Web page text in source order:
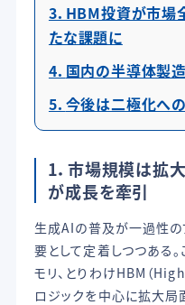
3．HBM投資が市場
たな課題に
4． 国内の半導体製
5． 今後は二極化へ
1．市場規模は拡
が成長を牽引
生成AIの普及が一過性の
要として定着しつつある
モリ、とりわけHBM（
ロジックを中心に拡大局